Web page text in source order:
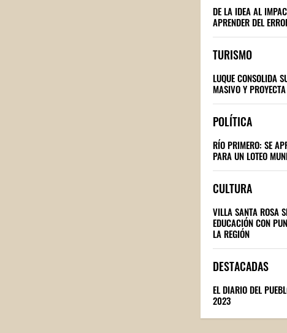
DE LA IDEA AL
APRENDER DEL
TURISMO
LUQUE CONSOLIDA
MASIVO Y
POLÍTICA
RÍO PRIMERO: SE
PARA UN LOTEO
CULTURA
VILLA SANTA ROSA
EDUCACIÓN CON
LA REGIÓN
DESTACADAS
EL DIARIO DEL
2023